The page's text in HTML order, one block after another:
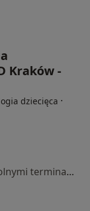
Kraków -
dziecięca ·
Brak dostępnych specjalistów z wolnymi terminami w tym centrum medycznym.